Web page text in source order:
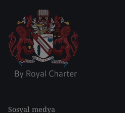
Sosyal medya